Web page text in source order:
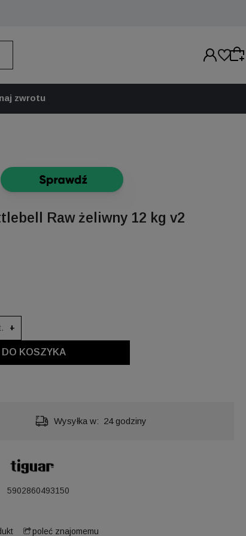
do listy z poprzedniej sesji.
zwrotu
Raw żeliwny 12 kg v2
+
DO KOSZYKA
Wysyłka w: 24 godziny
5902860493150
poleć znajomemu